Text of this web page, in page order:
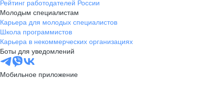
Рейтинг работодателей России
Молодым специалистам
Карьера для молодых специалистов
Школа программистов
Карьера в некоммерческих организациях
Боты для уведомлений
Мобильное приложение